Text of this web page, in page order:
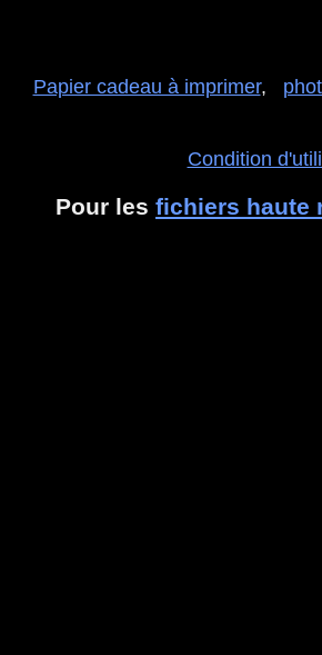
Papier cadeau à imprimer,
Condition
Pour les fichiers haute